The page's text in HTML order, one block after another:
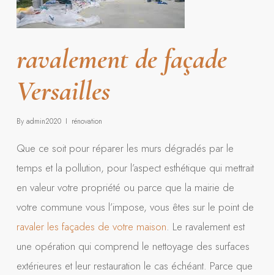
ravalement de façade
Versailles
By admin2020 rénovation
Que ce soit pour réparer les murs dégradés par le
temps et la pollution, pour l’aspect esthétique qui mettrait
en valeur votre propriété ou parce que la mairie de
votre commune vous l’impose, vous êtes sur le point de
ravaler les façades de votre maison. Le ravalement est
une opération qui comprend le nettoyage des surfaces
extérieures et leur restauration le cas échéant. Parce que